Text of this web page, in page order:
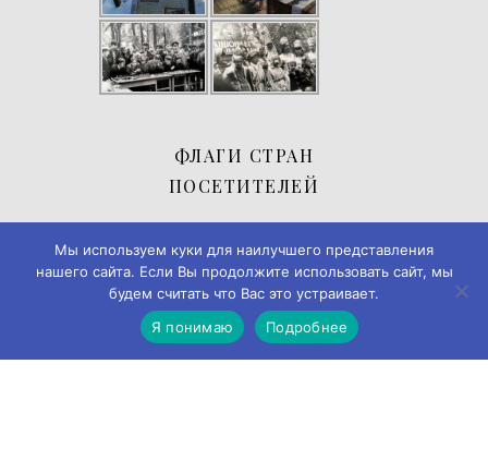
ФЛАГИ СТРАН
ПОСЕТИТЕЛЕЙ
Мы используем куки для наилучшего представления
нашего сайта. Если Вы продолжите использовать сайт, мы
будем считать что Вас это устраивает.
Я понимаю
Подробнее